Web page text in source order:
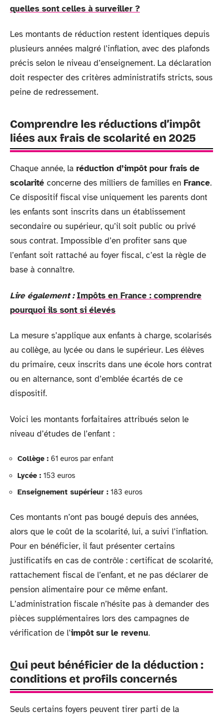
quelles sont celles à surveiller ?
Les montants de réduction restent identiques depuis
plusieurs années malgré l’inflation, avec des plafonds
précis selon le niveau d’enseignement. La déclaration
doit respecter des critères administratifs stricts, sous
peine de redressement.
Comprendre les réductions d’impôt
liées aux frais de scolarité en 2025
Chaque année, la réduction d’impôt pour frais de
scolarité concerne des milliers de familles en France.
Ce dispositif fiscal vise uniquement les parents dont
les enfants sont inscrits dans un établissement
secondaire ou supérieur, qu’il soit public ou privé
sous contrat. Impossible d’en profiter sans que
l’enfant soit rattaché au foyer fiscal, c’est la règle de
base à connaître.
Lire également : Impôts en France : comprendre
pourquoi ils sont si élevés
La mesure s’applique aux enfants à charge, scolarisés
au collège, au lycée ou dans le supérieur. Les élèves
du primaire, ceux inscrits dans une école hors contrat
ou en alternance, sont d’emblée écartés de ce
dispositif.
Voici les montants forfaitaires attribués selon le
niveau d’études de l’enfant :
Collège : 61 euros par enfant
Lycée : 153 euros
Enseignement supérieur : 183 euros
Ces montants n’ont pas bougé depuis des années,
alors que le coût de la scolarité, lui, a suivi l’inflation.
Pour en bénéficier, il faut présenter certains
justificatifs en cas de contrôle : certificat de scolarité,
rattachement fiscal de l’enfant, et ne pas déclarer de
pension alimentaire pour ce même enfant.
L’administration fiscale n’hésite pas à demander des
pièces supplémentaires lors des campagnes de
vérification de l’impôt sur le revenu.
Qui peut bénéficier de la déduction :
conditions et profils concernés
Seuls certains foyers peuvent tirer parti de la